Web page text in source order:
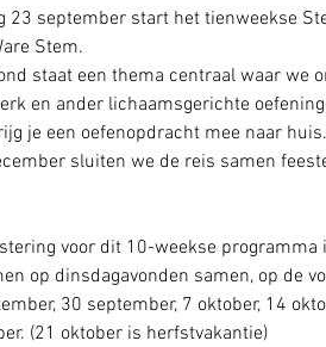
23 september start het tienweekse
Stem.
staat een thema centraal waar we
en ander lichaamsgerichte
je een oefenopdracht mee naar huis.
sluiten we de reis samen
voor dit 10-weekse programma
op dinsdagavonden samen, op de
30 september, 7 oktober, 14
(21 oktober is herfstvakantie)